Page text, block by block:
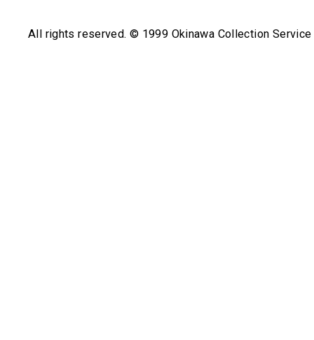
All rights reserved. © 1999 Okinawa Collection Service